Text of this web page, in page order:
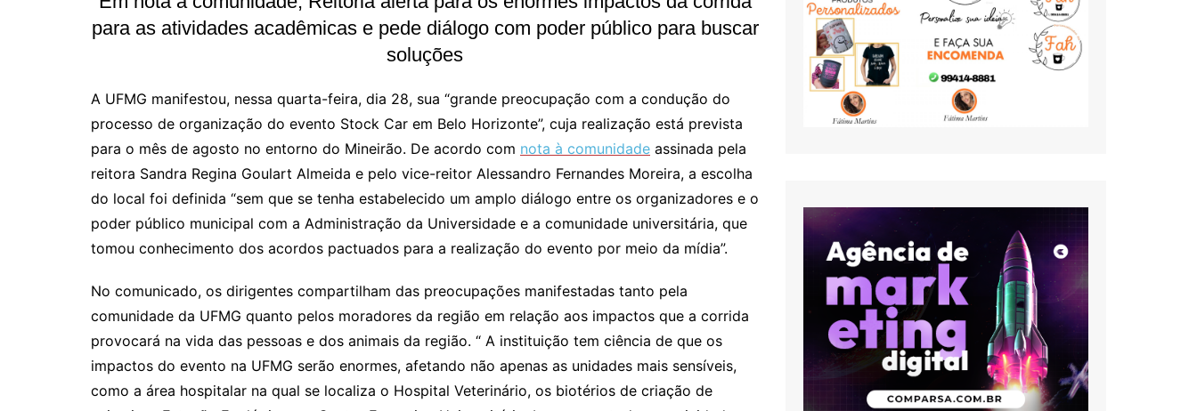
para as atividades acadêmicas e pede diálogo com poder público para buscar
soluções
A UFMG manifestou, nessa quarta-feira, dia 28, sua “grande preocupação com a condução do
processo de organização do evento Stock Car em Belo Horizonte”, cuja realização está prevista
para o mês de agosto no entorno do Mineirão. De acordo com nota à comunidade assinada pela
reitora Sandra Regina Goulart Almeida e pelo vice-reitor Alessandro Fernandes Moreira, a escolha
do local foi definida “sem que se tenha estabelecido um amplo diálogo entre os organizadores e o
poder público municipal com a Administração da Universidade e a comunidade universitária, que
tomou conhecimento dos acordos pactuados para a realização do evento por meio da mídia”.
No comunicado, os dirigentes compartilham das preocupações manifestadas tanto pela
comunidade da UFMG quanto pelos moradores da região em relação aos impactos que a corrida
provocará na vida das pessoas e dos animais da região. “ A instituição tem ciência de que os
impactos do evento na UFMG serão enormes, afetando não apenas as unidades mais sensíveis,
como a área hospitalar na qual se localiza o Hospital Veterinário, os biotérios de criação de